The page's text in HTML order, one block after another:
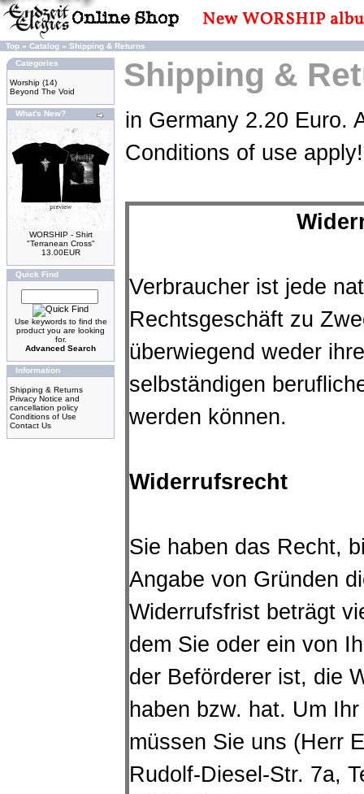
Top » Catalog » Shipping & Returns
Categories
Worship (14)
Beyond The Void
What's New?
WORSHIP - Shirt
"Terranean Cross"
13.00EUR
Quick Find
Use keywords to find the
product you are looking
for.
Advanced Search
Information
Shipping & Returns
Privacy Notice and
cancellation policy
Conditions of Use
Contact Us
Shipping &
in Germany 2.20 Euro.
Conditions of use apply!
Verbraucher ist jede
Rechtsgeschäft zu
überwiegend weder
selbständigen
werden können.
Widerrufsrecht
Sie haben das Recht,
Angabe von Gründen
Widerrufsfrist beträgt
dem Sie oder ein von
der Beförderer ist, die
haben bzw. hat. Um
müssen Sie uns (Herr
Rudolf-Diesel-Str. 7a,